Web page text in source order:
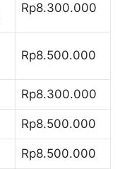
Rp8.300.000
Rp8.500.000
Rp8.300.000
Rp8.500.000
Rp8.500.000